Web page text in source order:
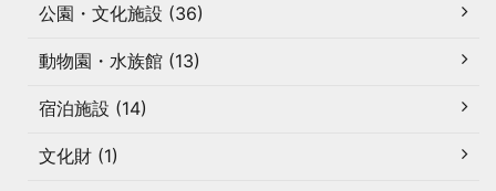
公園・文化施設 (36)
動物園・水族館 (13)
宿泊施設 (14)
文化財 (1)